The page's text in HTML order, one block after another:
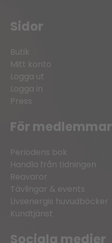
Sidor
Butik
Mitt konto
Logga ut
Logga in
Press
För medlemmar
Periodens bok
Handla från tidningen
Reavaror
Tävlingar & events
Livsenergis huvudböcker
Kundtjänst
Sociala medier